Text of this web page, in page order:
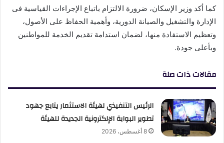
كما أكد وزير الإسكان، ضرورة الالتزام باتباع الإجراءات القياسية فى
الإدارة والتشغيل والصيانة الدورية، وأهمية الحفاظ على الأصول،
وتعظيم الاستفادة منها، لضمان استدامة تقديم الخدمة للمواطنين
وبأعلى جودة.
مقالات ذات صلة
الرئيس التنفيذي لهيئة الاستثمار يتابع جهود
تطوير البوابة الإلكترونية الجديدة للهيئة
8 أغسطس، 2026